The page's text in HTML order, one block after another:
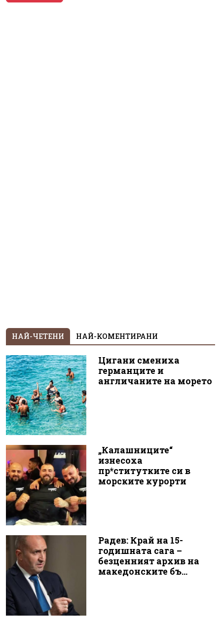
НАЙ-ЧЕТЕНИ НАЙ-КОМЕНТИРАНИ
Цигани смениха
германците и
англичаните на морето
„Калашниците“
изнесоха
пр*ститутките си в
морските курорти
Радев: Край на 15-
годишната сага –
безценният архив на
македонските бъ...